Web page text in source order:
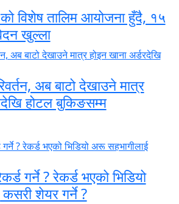
विशेष तालिम आयोजना हुँदै, १५
खुल्ला
अब बाटो देखाउने मात्र
होटल बुकिङसम्म
गर्ने ? रेकर्ड भएको भिडियो
शेयर गर्ने ?